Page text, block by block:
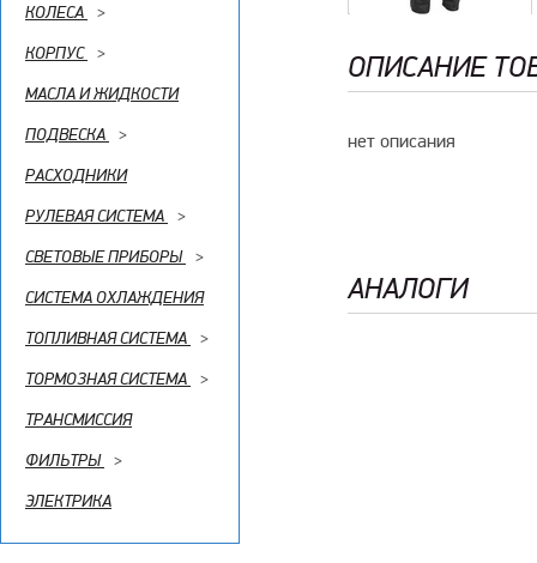
КОЛЕСА
>
КОРПУС >
МАСЛА И ЖИДКОСТИ
ПОДВЕСКА
>
РАСХОДНИКИ
РУЛЕВАЯ СИСТЕМА
>
СВЕТОВЫЕ ПРИБОРЫ >
СИСТЕМА ОХЛАЖДЕНИЯ
ТОПЛИВНАЯ СИСТЕМА
>
ТОРМОЗНАЯ СИСТЕМА
>
ТРАНСМИССИЯ
ФИЛЬТРЫ >
ЭЛЕКТРИКА
ОПИСАНИЕ
нет описания
АНАЛОГИ